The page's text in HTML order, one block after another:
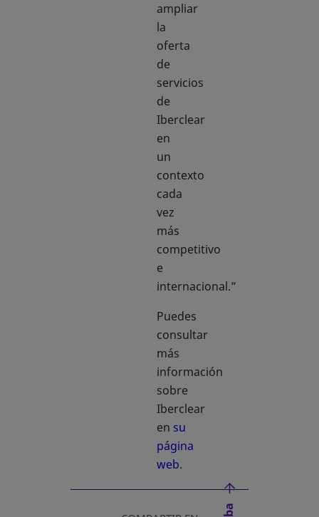
ampliar
la
oferta
de
servicios
de
Iberclear
en
un
contexto
cada
vez
más
competitivo
e
internacional.”
Puedes
consultar
más
información
sobre
Iberclear
en su
página
web.